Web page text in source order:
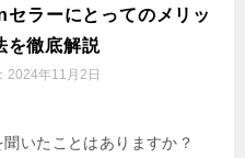
ラーにとってのメリッ
を徹底解説
2024年11月2日
いたことはありますか？